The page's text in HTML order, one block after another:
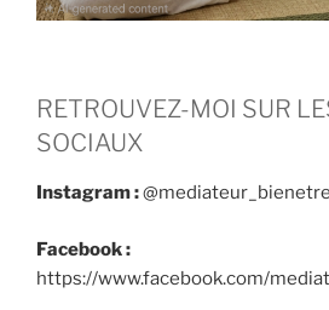
RETROUVEZ-MOI SUR
SOCIAUX
Instagram :
Facebook :
https://www.facebook.com/